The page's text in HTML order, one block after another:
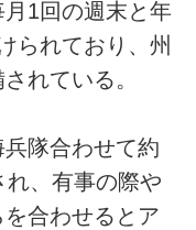
1回の週末と年
られており、州
れている。
隊合わせて約
、有事の際や
合わせるとア